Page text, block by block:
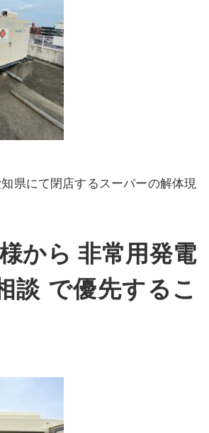
県にて閉店するスーパーの解体現
から 非常用発電
談 で優先するこ